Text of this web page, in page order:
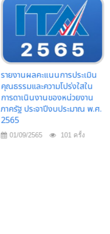
รายงานผลคะแนนการประเมิน
คุณธรรมและความโปร่งใสใน
การดาเนินงานของหน่วยงาน
ภาครัฐ ประจาปีงบประมาณ พ.ศ.
2565
01/09/2565 101 ครั้ง